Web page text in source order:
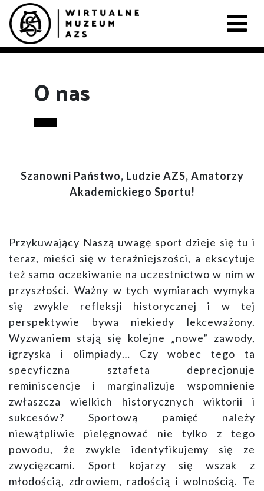
O nas
Szanowni Państwo, Ludzie AZS, Amatorzy
Akademickiego Sportu!
Przykuwający Naszą uwagę sport dzieje się tu i
teraz, mieści się w teraźniejszości, a ekscytuje
też samo oczekiwanie na uczestnictwo w nim w
przyszłości. Ważny w tych wymiarach wymyka
się zwykle refleksji historycznej i w tej
perspektywie bywa niekiedy lekceważony.
Wyzwaniem stają się kolejne „nowe” zawody,
igrzyska i olimpiady… Czy wobec tego ta
specyficzna sztafeta deprecjonuje
reminiscencje i marginalizuje wspomnienie
zwłaszcza wielkich historycznych wiktorii i
sukcesów? Sportową pamięć należy
niewątpliwie pielęgnować nie tylko z tego
powodu, że zwykle identyfikujemy się ze
zwycięzcami. Sport kojarzy się wszak z
młodością, zdrowiem, radością i wolnością. Te